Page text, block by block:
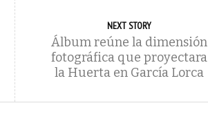
NEXT STORY
Álbum reúne la dimensión
fotográfica que proyectara
la Huerta en García Lorca